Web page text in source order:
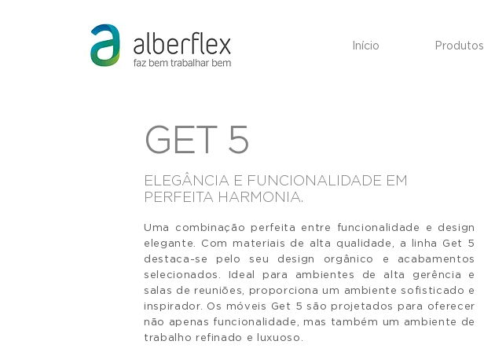
Início Produtos
GET 5
ELEGÂNCIA E FUNCIONALIDADE EM
PERFEITA HARMONIA.
Uma combinação perfeita entre funcionalidade e design
elegante. Com materiais de alta qualidade, a linha Get 5
destaca-se pelo seu design orgânico e acabamentos
selecionados. Ideal para ambientes de alta gerência e
salas de reuniões, proporciona um ambiente sofisticado e
inspirador. Os móveis Get 5 são projetados para oferecer
não apenas funcionalidade, mas também um ambiente de
trabalho refinado e luxuoso.